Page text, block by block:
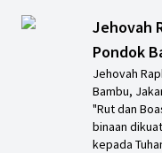
Jehovah
Pondok
Jehovah
Bambu,
"Rut dan
binaan
kepada